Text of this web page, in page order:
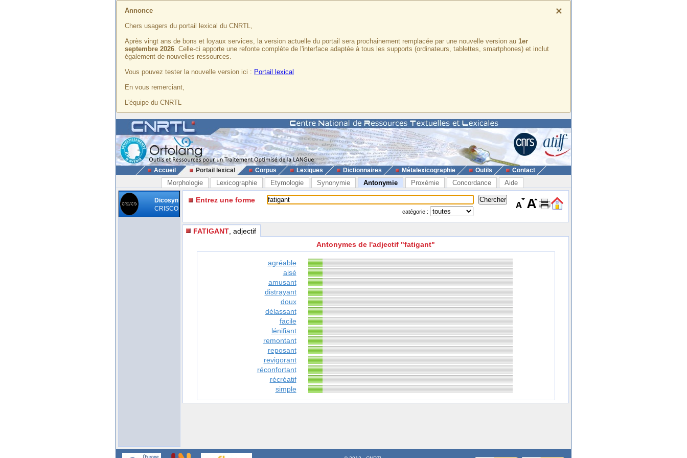
×
Annonce
Chers usagers du portail lexical du CNRTL,
Après vingt ans de bons et loyaux services, la version actuelle du portail sera prochainement remplacée par une nouvelle version au 1er
septembre 2026. Celle-ci apporte une refonte complète de l'interface adaptée à tous les supports (ordinateurs, tablettes, smartphones) et inclut
également de nouvelles ressources.
Vous pouvez tester la nouvelle version ici : Portail lexical
En vous remerciant,
L'équipe du CNRTL
Accueil Portail lexical Corpus Lexiques Dictionnaires Métalexicographie Outils Contact
Morphologie Lexicographie Etymologie Synonymie Antonymie Proxémie Concordance Aide
Dicosyn
CRISCO
Entrez une forme
catégorie :
FATIGANT , adjectif
Antonymes de l'adjectif "fatigant"
agréable
aisé
amusant
distrayant
doux
délassant
facile
lénifiant
remontant
reposant
revigorant
réconfortant
récréatif
simple